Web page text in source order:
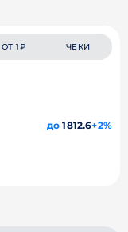
ОТ 1₽ ЧЕКИ
до 1812.6+2%